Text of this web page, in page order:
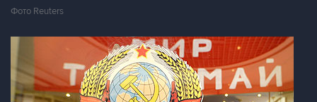
Фото Reuters